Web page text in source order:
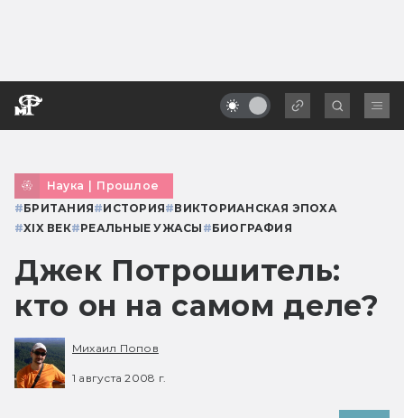
Наука | Прошлое
#БРИТАНИЯ#ИСТОРИЯ#ВИКТОРИАНСКАЯ ЭПОХА
#XIX ВЕК#РЕАЛЬНЫЕ УЖАСЫ #БИОГРАФИЯ
Джек Потрошитель:
кто он на самом деле?
Михаил Попов
1 августа 2008 г.